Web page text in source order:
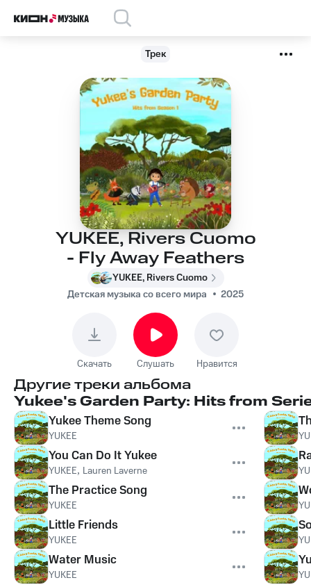
Трек
YUKEE, Rivers Cuomo
- Fly Away Feathers
YUKEE, Rivers Cuomo
Детская музыка со всего мира
2025
Скачать Слушать Нравится
Другие треки альбома
Yukee's Garden Party: Hits from
Yukee Theme Song
YUKEE
You Can Do It Yukee
YUKEE, Lauren Laverne
The Practice Song
YUKEE
Little Friends
YUKEE
Water Music
YUKEE